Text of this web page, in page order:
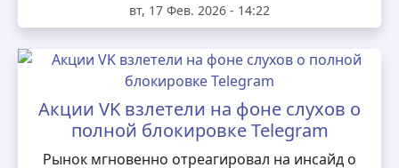
вт, 17 Фев. 2026 - 14:22
Акции VK взлетели на фоне слухов о
полной блокировке Telegram
Рынок мгновенно отреагировал на инсайд о